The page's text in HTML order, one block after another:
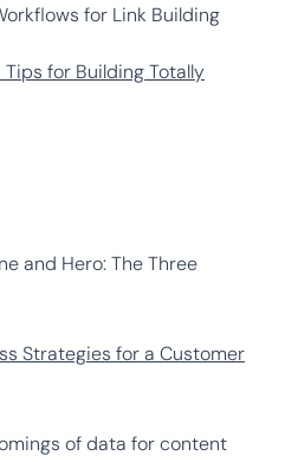
for Link Building
Tips for Building Totally
and Hero: The Three
Strategies for a Customer
of data for content